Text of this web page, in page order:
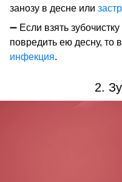
занозу в десне или
➖ Если взять
повредить ею десну, то
инфекция.
2.